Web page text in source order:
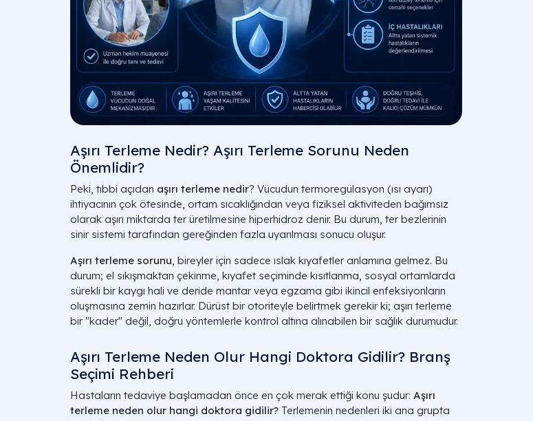
Aşırı Terleme Nedir? Aşırı Terleme Sorunu Neden
Önemlidir?
Peki, tıbbi açıdan aşırı terleme nedir? Vücudun termoregülasyon (ısı ayarı)
ihtiyacının çok ötesinde, ortam sıcaklığından veya fiziksel aktiviteden bağımsız
olarak aşırı miktarda ter üretilmesine hiperhidroz denir. Bu durum, ter bezlerinin
sinir sistemi tarafından gereğinden fazla uyarılması sonucu oluşur.
Aşırı terleme sorunu, bireyler için sadece ıslak kıyafetler anlamına gelmez. Bu
durum; el sıkışmaktan çekinme, kıyafet seçiminde kısıtlanma, sosyal ortamlarda
sürekli bir kaygı hali ve deride mantar veya egzama gibi ikincil enfeksiyonların
oluşmasına zemin hazırlar. Dürüst bir otoriteyle belirtmek gerekir ki; aşırı terleme
bir "kader" değil, doğru yöntemlerle kontrol altına alınabilen bir sağlık durumudur.
Aşırı Terleme Neden Olur Hangi Doktora Gidilir? Branş
Seçimi Rehberi
Hastaların tedaviye başlamadan önce en çok merak ettiği konu şudur: Aşırı
terleme neden olur hangi doktora gidilir? Terlemenin nedenleri iki ana grupta